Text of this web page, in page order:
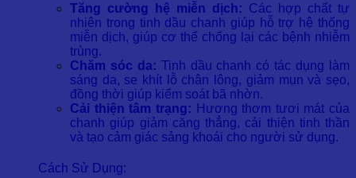
Tăng cường hệ miễn dịch: Các hợp chất tự
nhiên trong tinh dầu chanh giúp hỗ trợ hệ thống
miễn dịch, giúp cơ thể chống lại các bệnh nhiễm
trùng.
Chăm sóc da: Tinh dầu chanh có tác dụng làm
sáng da, se khít lỗ chân lông, giảm mụn và sẹo,
đồng thời giúp kiểm soát bã nhờn.
Cải thiện tâm trạng: Hương thơm tươi mát của
chanh giúp giảm căng thẳng, cải thiện tinh thần
và tạo cảm giác sảng khoái cho người sử dụng.
Cách Sử Dụng: